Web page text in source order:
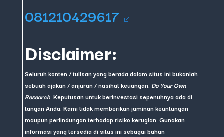
081210429617
Disclaimer:
Seluruh konten / tulisan yang berada dalam situs ini bukanlah
sebuah ajakan / anjuran / nasihat keuangan. Do Your Own
Research . Keputusan untuk berinvestasi sepenuhnya ada di
tangan Anda. Kami tidak memberikan jaminan keuntungan
maupun perlindungan terhadap risiko kerugian. Gunakan
informasi yang tersedia di situs ini sebagai bahan